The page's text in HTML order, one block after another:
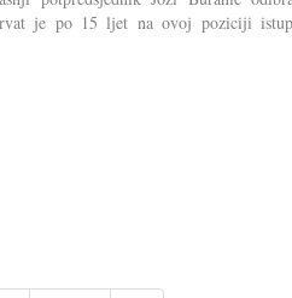
je po 15 ljet na ovoj poziciji